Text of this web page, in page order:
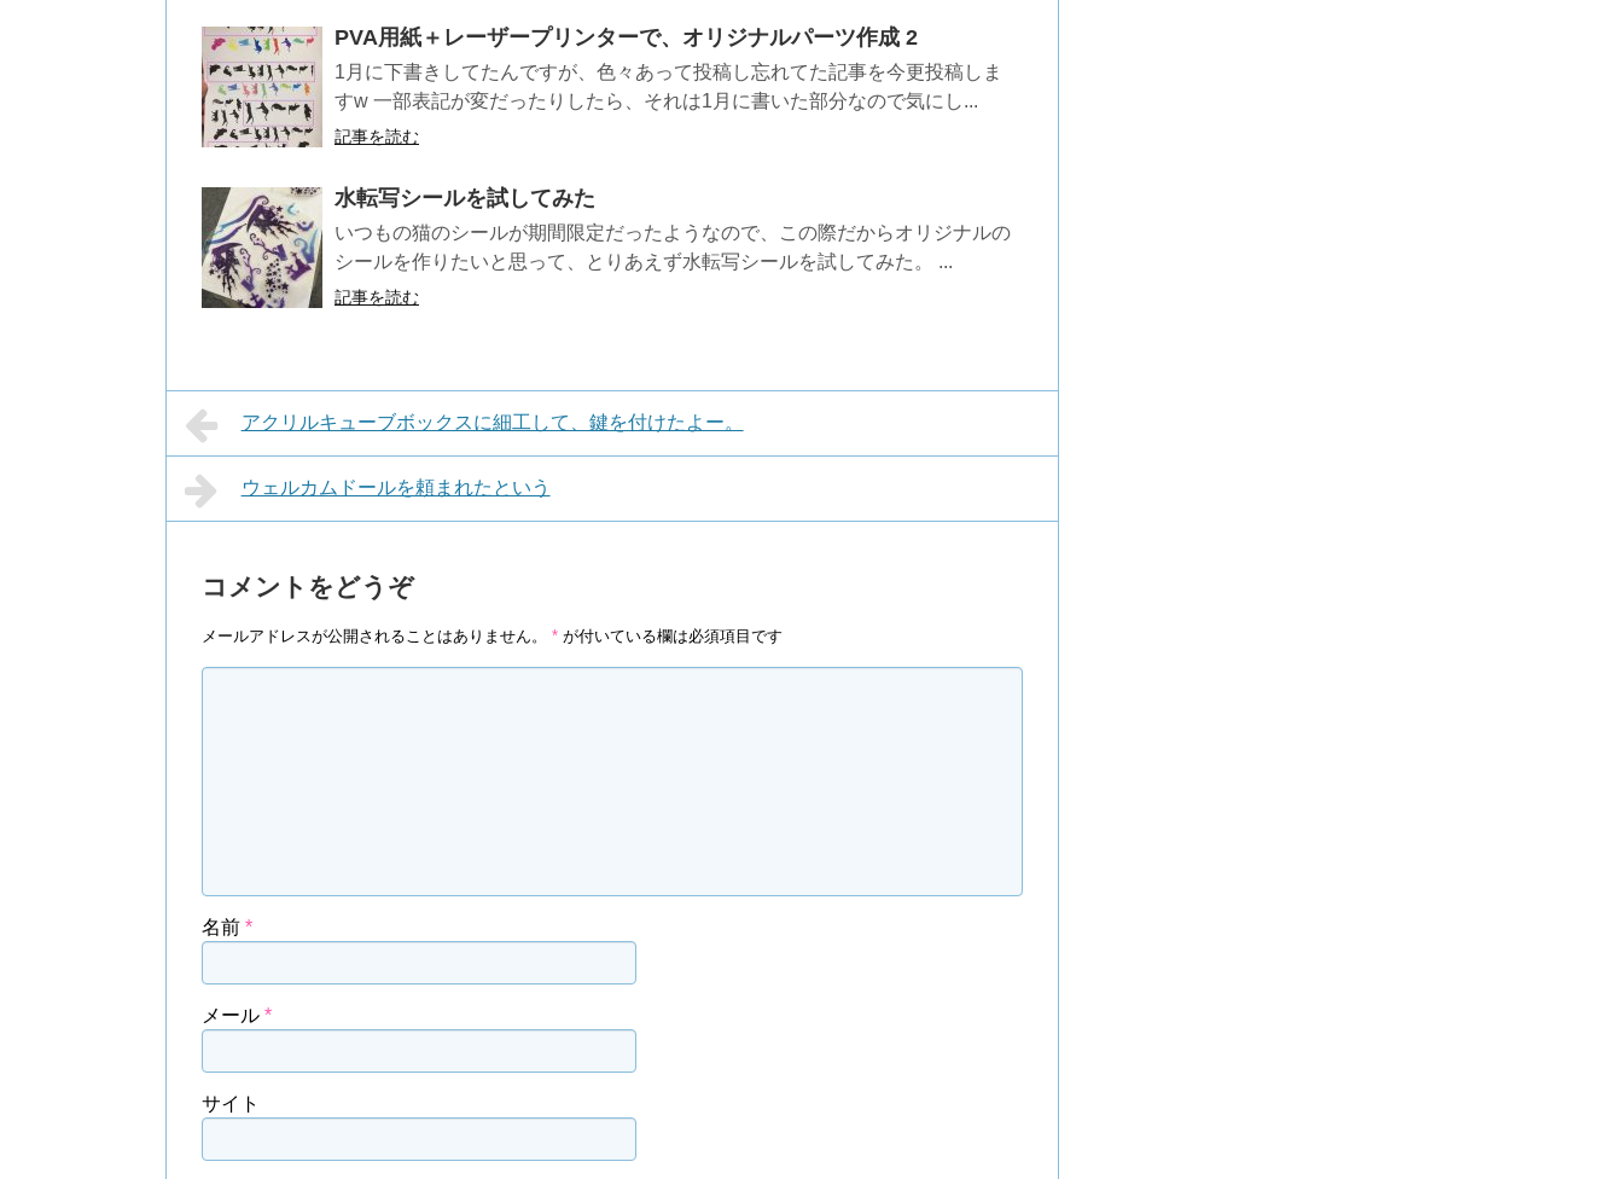
PVA用紙＋レーザープリンターで、オリジナルパーツ作成 2
1月に下書きしてたんですが、色々あって投稿し忘れてた記事を今更投稿しま
すw 一部表記が変だったりしたら、それは1月に書いた部分なので気にし...
記事を読む
水転写シールを試してみた
いつもの猫のシールが期間限定だったようなので、この際だからオリジナルの
シールを作りたいと思って、とりあえず水転写シールを試してみた。 ...
記事を読む
アクリルキューブボックスに細工して、鍵を付けたよー。
ウェルカムドールを頼まれたという
コメントをどうぞ
メールアドレスが公開されることはありません。 * が付いている欄は必須項目です
名前 *
メール *
サイト